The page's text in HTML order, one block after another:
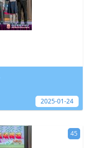
2025-01-24
45